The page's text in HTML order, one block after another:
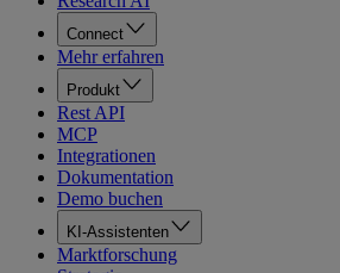
Connect
Mehr erfahren
Produkt
Rest API
MCP
Integrationen
Dokumentation
Demo buchen
KI-Assistenten
Marktforschung